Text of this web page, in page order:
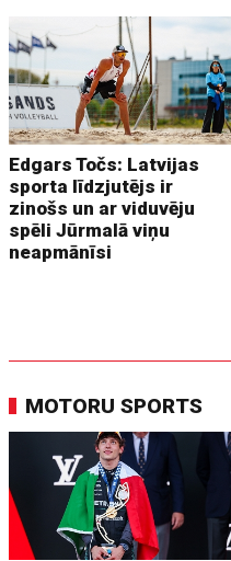
Edgars Točs: Latvijas
sporta līdzjutējs ir
zinošs un ar viduvēju
spēli Jūrmalā viņu
neapmānīsi
MOTORU SPORTS